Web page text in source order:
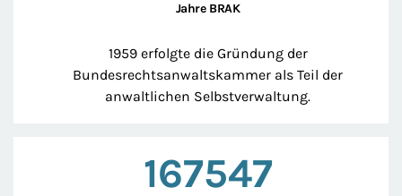
Jahre BRAK
1959 erfolgte die Gründung der
Bundesrechtsanwaltskammer als Teil der
anwaltlichen Selbstverwaltung.
167547